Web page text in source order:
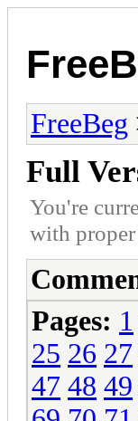
FreeBeg
Full
You're
with
Pages: 1
25 26 27
47 48 49